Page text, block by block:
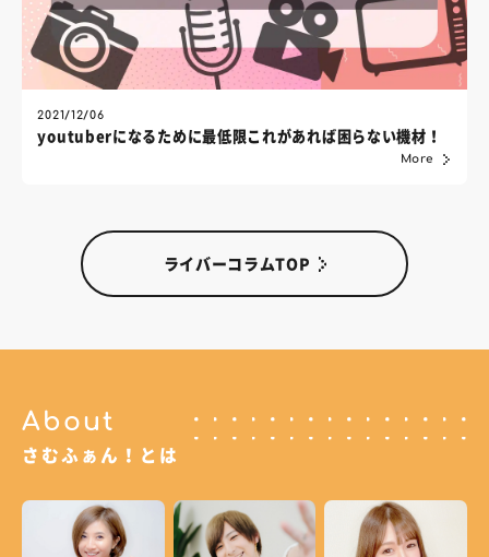
2021/12/06
youtuberになるために最低限これがあれば困らない機材！
More
ライバーコラムTOP
About
さむふぁん！とは